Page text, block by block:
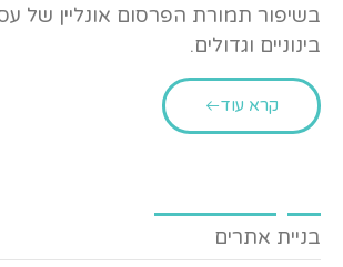
בשיפור תמורת הפרסום אונליין של
בינוניים וגדולים.
קרא עוד
בניית אתרים